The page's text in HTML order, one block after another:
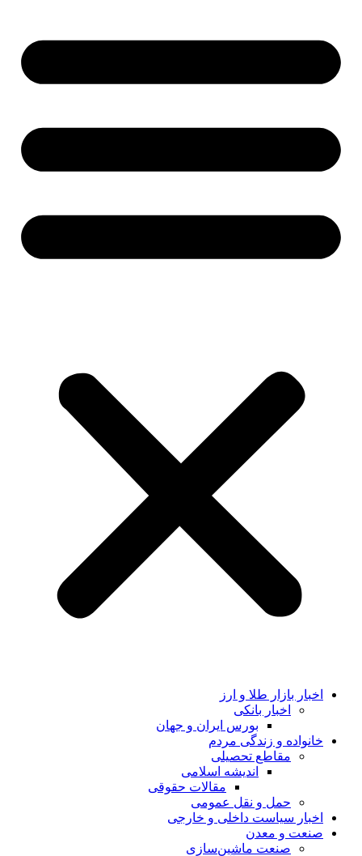
اخبار بازار طلا و ارز
اخبار بانکی
بورس ایران و جهان
خانواده و زندگی مردم
مقاطع تحصیلی
اندیشه اسلامی
مقالات حقوقی
حمل و نقل عمومی
اخبار سیاست داخلی و خارجی
صنعت و معدن
صنعت ماشین‌سازی